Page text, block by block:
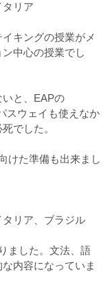
リア
キングの授業がメ
中心の授業でし
と、EAPの
スウェイも使えなか
でした。
けた準備も出来まし
リア、ブラジル
ました。文法、語
内容になっていま